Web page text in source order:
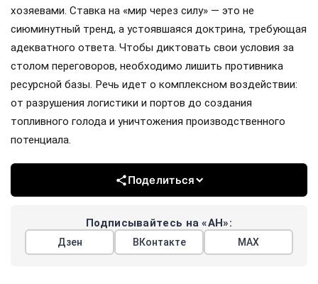
хозяевами. Ставка на «мир через силу» — это не
сиюминутный тренд, а устоявшаяся доктрина, требующая
адекватного ответа. Чтобы диктовать свои условия за
столом переговоров, необходимо лишить противника
ресурсной базы. Речь идет о комплексном воздействии:
от разрушения логистики и портов до создания
топливного голода и уничтожения производственного
потенциала.
Поделиться
Подписывайтесь на «АН»:
Дзен ВКонтакте МАХ